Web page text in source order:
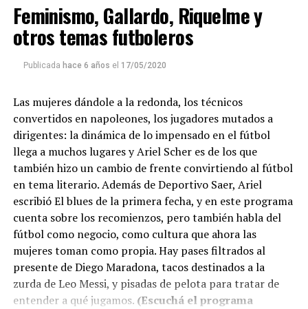
Feminismo, Gallardo, Riquelme y
otros temas futboleros
Publicada hace 6 años el 17/05/2020
Las mujeres dándole a la redonda, los técnicos
convertidos en napoleones, los jugadores mutados a
dirigentes: la dinámica de lo impensado en el fútbol
llega a muchos lugares y Ariel Scher es de los que
también hizo un cambio de frente convirtiendo al fútbol
en tema literario. Además de Deportivo Saer, Ariel
escribió El blues de la primera fecha, y en este programa
cuenta sobre los recomienzos, pero también habla del
fútbol como negocio, como cultura que ahora las
mujeres toman como propia. Hay pases filtrados al
presente de Diego Maradona, tacos destinados a la
zurda de Leo Messi, y pisadas de pelota para tratar de
entender a qué jugamos. (Escuchá el programa